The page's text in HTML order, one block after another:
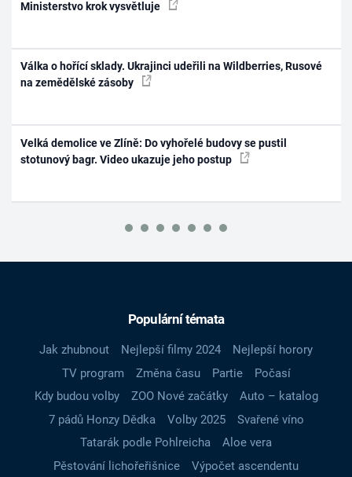
Ministerstvo krok vysvětluje
Válka o hořící sklady. Ukrajinci udeřili na Wildberries, Rusové
na zemědělské zásoby
Velká demolice ve Zlíně: Do vyhořelé budovy se pustil
stotunový bagr. Video ukazuje jeho postup
Populární témata
Jak zhubnout Nejlepší filmy 2024
Nejlepší horory
TV program
Změna času Partie
Počasí
Kdy budou volby
ZOO Nové začátky
Auto – katalog
7 pádů Honzy Dědka
Volby 2025
Svařené víno
Tatarák podle Pohlreicha
Aloe vera
Pěstování lichořeřišnice
Výpočet ascendentu